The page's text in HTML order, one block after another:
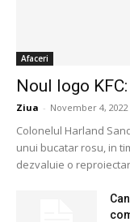
Afaceri
Noul logo
Ziua - November 4, 2022
Colonelul Harland
unui bucatar rosu, in
dezvaluie o